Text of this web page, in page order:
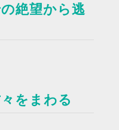
絶望から逃
をまわる